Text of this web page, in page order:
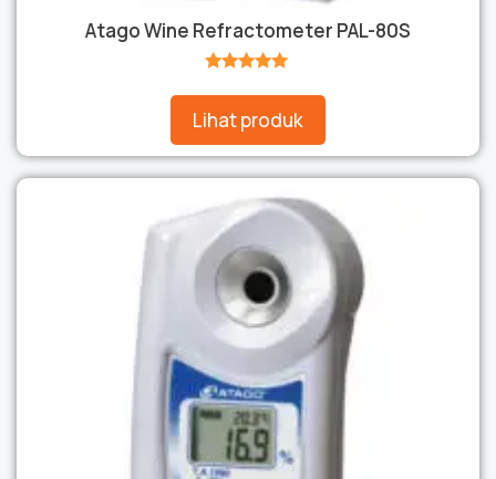
Atago Wine Refractometer PAL-80S
Lihat produk